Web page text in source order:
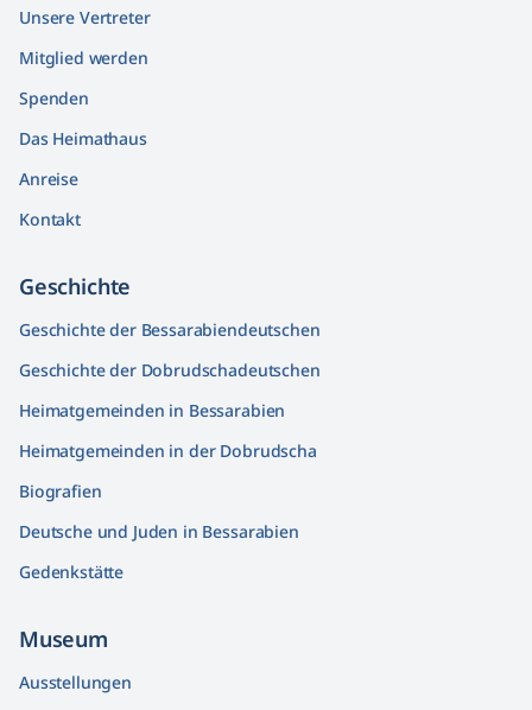
Unsere Vertreter
Mitglied werden
Spenden
Das Heimathaus
Anreise
Kontakt
Geschichte
Geschichte der Bessarabiendeutschen
Geschichte der Dobrudschadeutschen
Heimatgemeinden in Bessarabien
Heimatgemeinden in der Dobrudscha
Biografien
Deutsche und Juden in Bessarabien
Gedenkstätte
Museum
Ausstellungen